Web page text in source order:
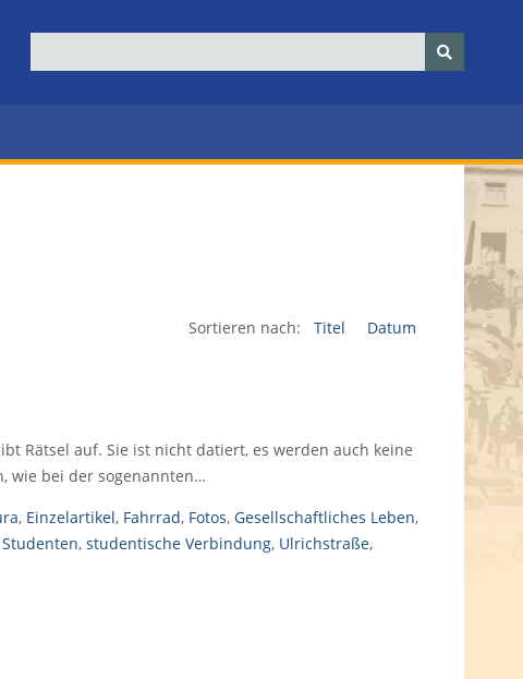
Sortieren nach: Titel Datum
Rätsel auf. Sie ist nicht datiert, es werden auch keine
wie bei der sogenannten…
, Einzelartikel, Fahrrad, Fotos, Gesellschaftliches Leben,
Studenten, studentische Verbindung, Ulrichstraße,